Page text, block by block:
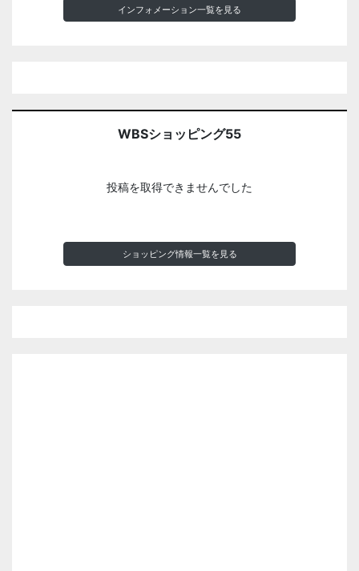
インフォメーション一覧を見る
WBSショッピング55
投稿を取得できませんでした
ショッピング情報一覧を見る